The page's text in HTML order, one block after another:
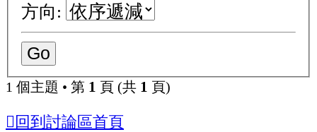
方向:
1 個主題 • 第 1 頁 (共 1 頁)
回到討論區首頁